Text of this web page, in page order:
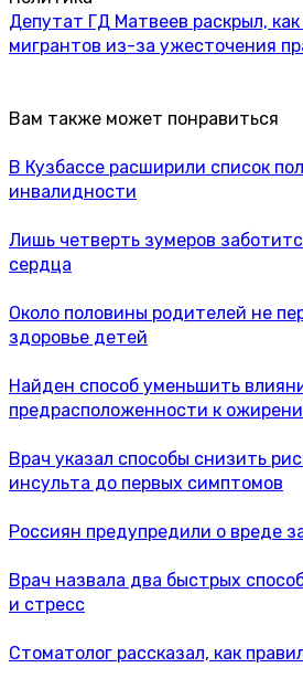
Депутат ГД Матвеев раскрыл,
мигрантов из-за ужесточения
Вам также может понравиться
В Кузбассе расширили список
инвалидности
Лишь четверть зумеров
сердца
Около половины родителей не
здоровье детей
Найден способ уменьшить
предрасположенности к
Врач указал способы снизить
инсульта до первых симптомов
Россиян предупредили о вреде
Врач назвала два быстрых
и стресс
Стоматолог рассказал, как